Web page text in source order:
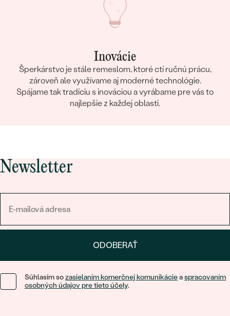
Inovácie
Šperkárstvo je stále remeslom, ktoré ctí ručnú prácu,
zároveň ale využívame aj moderné technológie.
Spájame tak tradíciu s inováciou a vyrábame pre vás to
najlepšie z každej oblasti.
Newsletter
ODOBERAŤ
Súhlasím sozasielaním komerčnej komunikácieaspracovaním
osobných údajov pre tieto účely.